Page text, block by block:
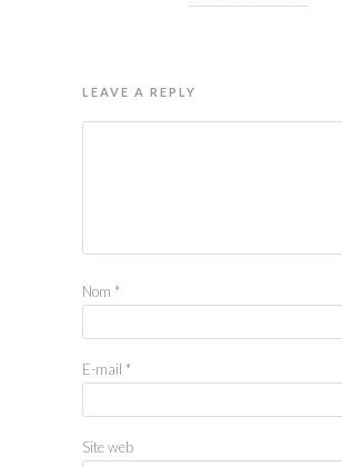
LEAVE A REPLY
Nom *
E-mail *
Site web